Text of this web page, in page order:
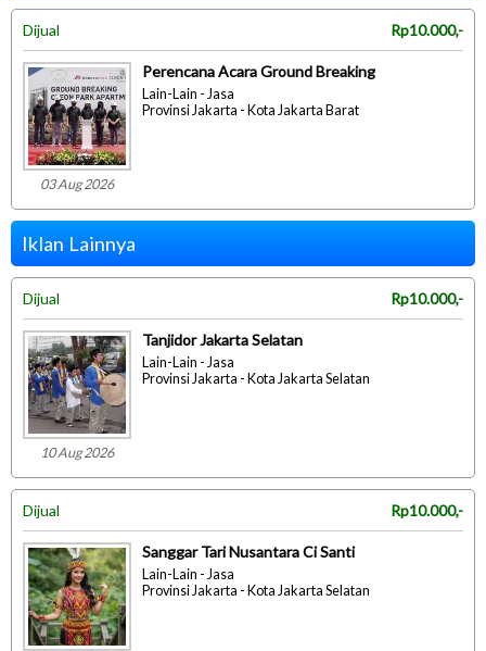
Dijual Rp10.000,-
03 Aug 2026
Perencana Acara Ground Breaking
Lain-Lain - Jasa
Provinsi Jakarta - Kota Jakarta Barat
Iklan Lainnya
Dijual Rp10.000,-
10 Aug 2026
Tanjidor Jakarta Selatan
Lain-Lain - Jasa
Provinsi Jakarta - Kota Jakarta Selatan
Dijual Rp10.000,-
Sanggar Tari Nusantara Ci Santi
Lain-Lain - Jasa
Provinsi Jakarta - Kota Jakarta Selatan